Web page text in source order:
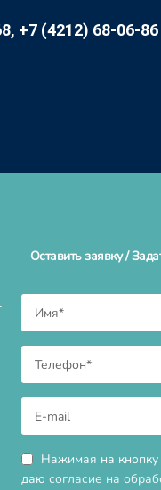
+7 (4212) 68-06-86
Оставить заявку /
Нажимая на
даю согласие на